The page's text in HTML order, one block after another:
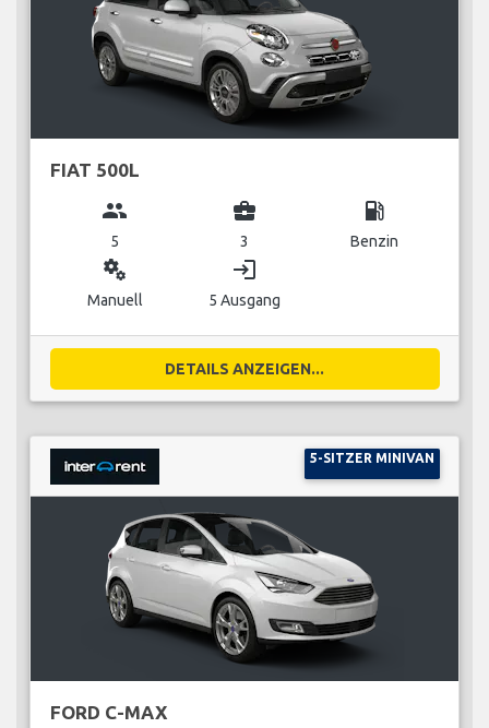
FIAT 500L
group
5
business_center
3
local_gas_station
Benzin
miscellaneous_services
Manuell
login
5 Ausgang
DETAILS ANZEIGEN...
5-SITZER MINIVAN
FORD C-MAX